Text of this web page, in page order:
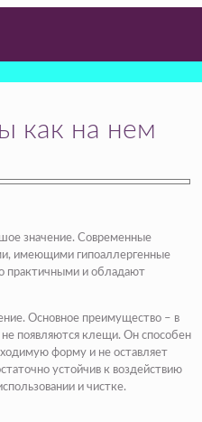
как на нем
значение. Современные
имеющими гипоаллергенные
практичными и обладают
Основное преимущество – в
не появляются клещи. Он способен
форму и не оставляет
устойчив к воздействию
и чистке.